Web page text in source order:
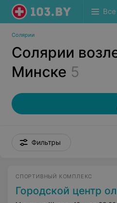
Солярии
Солярии
Минске 5
Фильтры
СПОРТИВНЫЙ КОМПЛЕКС
Городской центр